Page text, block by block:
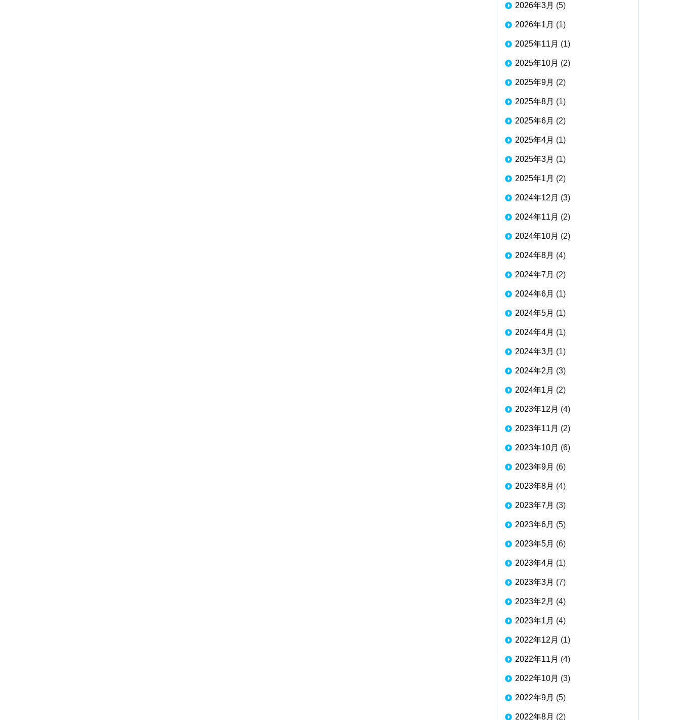
2026年3月 (5)
2026年1月 (1)
2025年11月 (1)
2025年10月 (2)
2025年9月 (2)
2025年8月 (1)
2025年6月 (2)
2025年4月 (1)
2025年3月 (1)
2025年1月 (2)
2024年12月 (3)
2024年11月 (2)
2024年10月 (2)
2024年8月 (4)
2024年7月 (2)
2024年6月 (1)
2024年5月 (1)
2024年4月 (1)
2024年3月 (1)
2024年2月 (3)
2024年1月 (2)
2023年12月 (4)
2023年11月 (2)
2023年10月 (6)
2023年9月 (6)
2023年8月 (4)
2023年7月 (3)
2023年6月 (5)
2023年5月 (6)
2023年4月 (1)
2023年3月 (7)
2023年2月 (4)
2023年1月 (4)
2022年12月 (1)
2022年11月 (4)
2022年10月 (3)
2022年9月 (5)
2022年8月 (2)